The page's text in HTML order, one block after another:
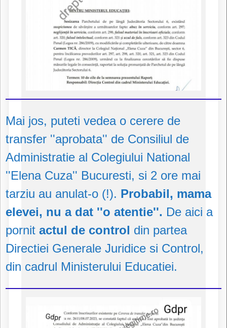
Mai jos, puteti vedea o cerere de
transfer ''aprobata'' de Consiliul de
Administratie al Colegiului National
''Elena Cuza'' Bucuresti, si 2 ore mai
tarziu au anulat-o (!). Probabil, mama
elevei, nu a dat ''o atentie''. De aici a
pornit actul de control din partea
Directiei Generale Juridice si Control,
din cadrul Ministerului Educatiei.